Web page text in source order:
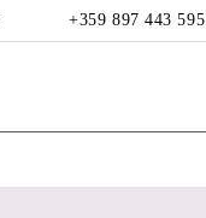
+359 897 443 595